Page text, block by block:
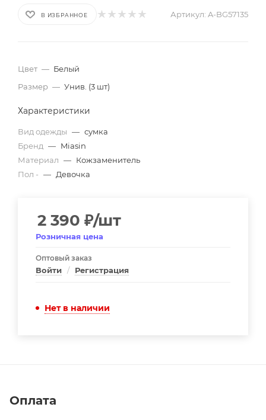
В ИЗБРАННОЕ Артикул: A-BG57135
Цвет — Белый
Размер — Унив. (3 шт)
Характеристики
Вид одежды — сумка
Бренд — Miasin
Материал — Кожзаменитель
Пол - — Девочка
2 390 ₽/шт
Розничная цена
Оптовый заказ
Войти / Регистрация
Нет в наличии
Оплата